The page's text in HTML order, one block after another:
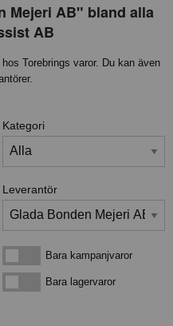
Mejeri AB" bland alla
AB
Torebrings varor. Du kan även
Kategori
Leverantör
Bara kampanjvarorBara kampanjvaror
Bara lagervarorBara lagervaror